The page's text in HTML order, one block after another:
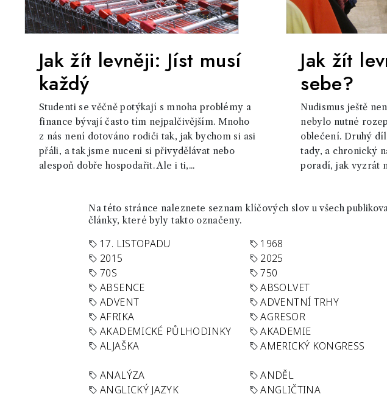
Jak žít levněji: Jíst musí
každý
Studenti se věčně potýkají s mnoha problémy a
finance bývají často tím nejpalčivějším. Mnoho
z nás není dotováno rodiči tak, jak bychom si asi
přáli, a tak jsme nuceni si přivydělávat nebo
alespoň dobře hospodařit. Ale i ti,...
Jak žít
sebe?
Nudismus ještě
nebylo nutné
oblečení. Druhý
tady, a chronický
poradí, jak vyzrát
Na této stránce naleznete seznam klíčových slov u všech
články, které byly takto označeny.
17. LISTOPADU 1968
2015
2025
70S
750
ABSENCE
ABSOLVET
ADVENT
ADVENTNÍ TRHY
AFRIKA
AGRESOR
AKADEMICKÉ PŮLHODINKY
AKADEMIE
ALJAŠKA
AMERICKÝ KONGRESS
ANALÝZA ANDĚL
ANGLICKÝ JAZYK
ANGLIČTINA